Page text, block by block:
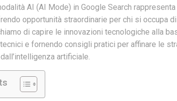
AI (AI Mode) in Google Search
opportunità straordinarie per chi si occupa
di capire le innovazioni tecnologiche alla
e fornendo consigli pratici per affinare le
artificiale.